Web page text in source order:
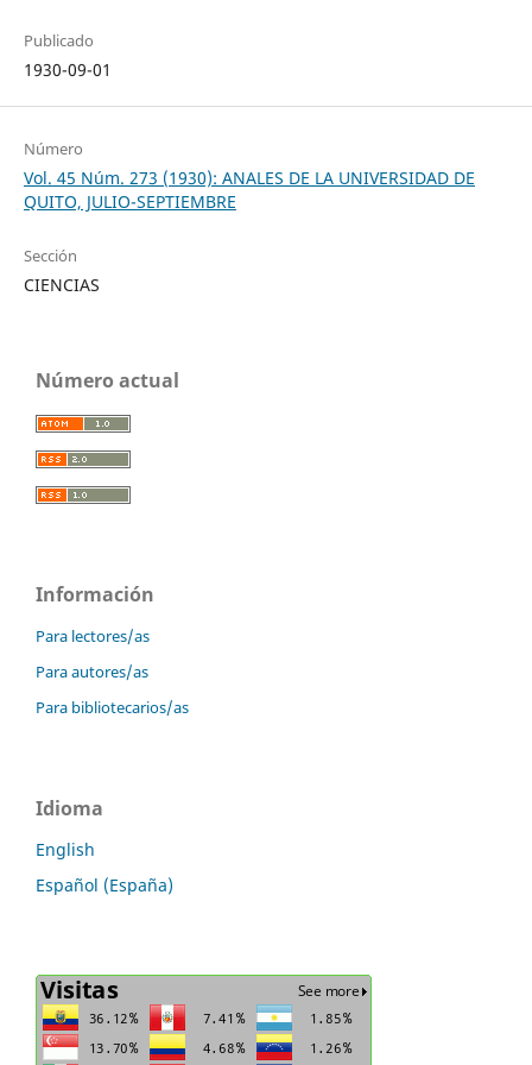
Publicado
1930-09-01
Número
Vol. 45 Núm. 273 (1930): ANALES DE LA UNIVERSIDAD DE
QUITO, JULIO-SEPTIEMBRE
Sección
CIENCIAS
Número actual
Información
Para lectores/as
Para autores/as
Para bibliotecarios/as
Idioma
English
Español (España)